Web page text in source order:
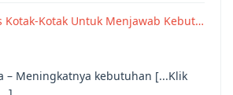
Kotak-Kotak Untuk Menjawab Kebut…
– Meningkatnya kebutuhan [...Klik